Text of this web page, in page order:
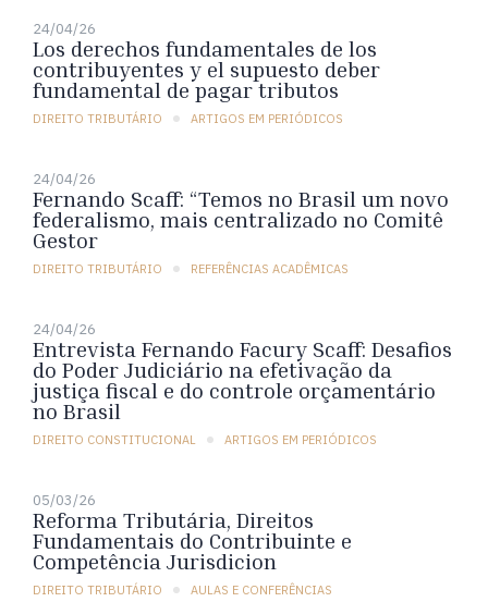
24/04/26
Los derechos fundamentales de los
contribuyentes y el supuesto deber
fundamental de pagar tributos
DIREITO TRIBUTÁRIO ARTIGOS EM PERIÓDICOS
24/04/26
Fernando Scaff: “Temos no Brasil um novo
federalismo, mais centralizado no Comitê
Gestor
DIREITO TRIBUTÁRIO REFERÊNCIAS ACADÊMICAS
24/04/26
Entrevista Fernando Facury Scaff: Desafios
do Poder Judiciário na efetivação da
justiça fiscal e do controle orçamentário
no Brasil
DIREITO CONSTITUCIONAL ARTIGOS EM PERIÓDICOS
05/03/26
Reforma Tributária, Direitos
Fundamentais do Contribuinte e
Competência Jurisdicion
DIREITO TRIBUTÁRIO AULAS E CONFERÊNCIAS